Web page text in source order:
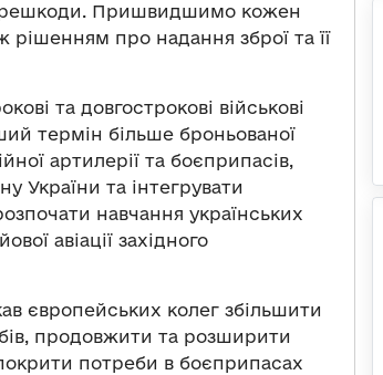
Пришвидшимо кожен
про надання зброї та її
та довгострокові військові
термін більше броньованої
артилерії та боєприпасів,
України та інтегрувати
навчання українських
авіації західного
європейських колег збільшити
продовжити та розширити
потреби в боєприпасах